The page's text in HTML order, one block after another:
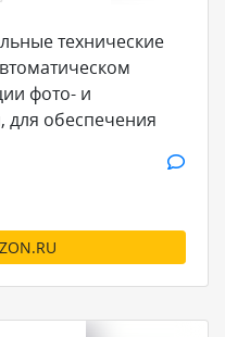
технические
фото- и
для обеспечения